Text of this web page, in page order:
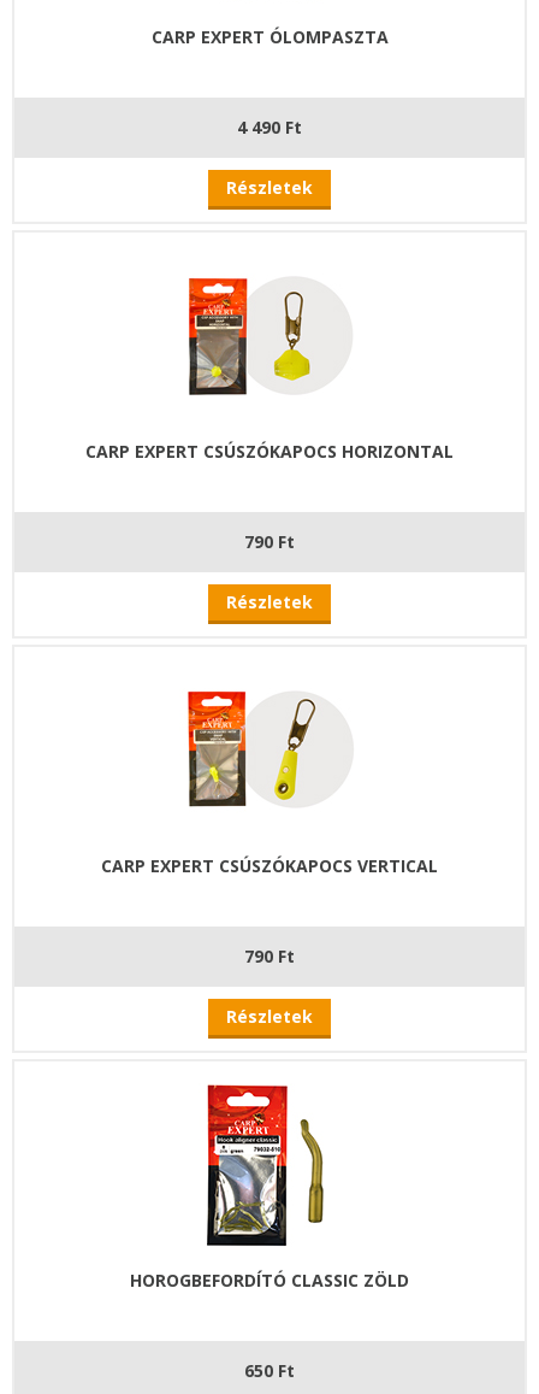
CARP EXPERT ÓLOMPASZTA
4 490 Ft
Részletek
CARP EXPERT CSÚSZÓKAPOCS HORIZONTAL
790 Ft
Részletek
CARP EXPERT CSÚSZÓKAPOCS VERTICAL
790 Ft
Részletek
HOROGBEFORDÍTÓ CLASSIC ZÖLD
650 Ft